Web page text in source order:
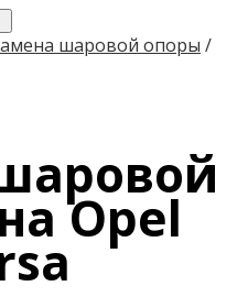
шаровой опоры /
Opel